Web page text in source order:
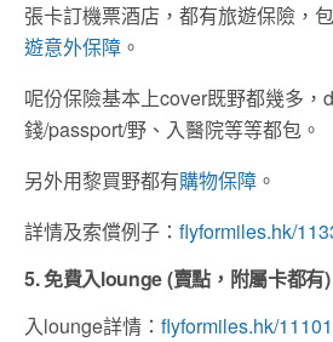
張卡訂機票酒店，都有旅遊保險，
遊意外保障 。
呢份保險基本上cover既野都幾多，
錢/passport/野、入醫院等等都包。
另外用黎買野都有購物保障 。
詳情及索償例子： flyformiles.hk/
5. 免費入lounge (賣點，附屬卡都有)
入lounge詳情： flyformiles.hk/11101